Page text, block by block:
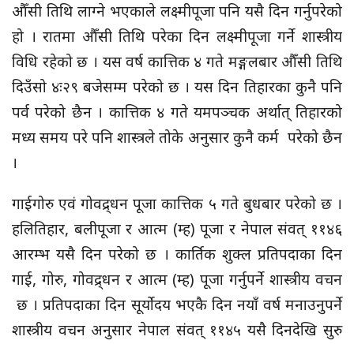
औँसी तिथि लाग्ने भएकाले लक्ष्मीपूजा पनि यसै दिन गर्नुपरेको
हो । रातमा औँसी तिथि परेका दिन लक्ष्मीपूजा गर्ने शास्त्रीय
विधि रहेको छ । यस वर्ष कात्तिक ४ गते मङ्गलबार औँसी तिथि
दिउँसो ४ः२९ बजेसम्म परेको छ । यस दिन तिहारका कुनै पनि
पर्व परेको छैन । कात्तिक ४ गते यमपञ्चक अर्थात् तिहारको
मध्य समय परे पनि शास्त्रले तोके अनुसार कुनै कर्म परेको छैन
।
गाईगोरु एवं गोवद्र्धन पूजा कात्तिक ५ गते बुधबार परेको छ ।
हलितिहार, बलीपूजा र आत्म (म्ह) पूजा र नेपाल संवत् ११४६
आरम्भ यसै दिन परेको छ । कार्तिक शुक्ल प्रतिपदाका दिन
गाई, गोरु, गोवद्र्धन र आत्म (म्ह) पूजा गर्नुपर्ने शास्त्रीय वचन
छ । प्रतिपदाका दिन सूर्योदय भएकै दिन नयाँ वर्ष मनाउनुपर्ने
शास्त्रीय वचन अनुसार नेपाल संवत् ११४५ यसै दिनदेखि सुरु